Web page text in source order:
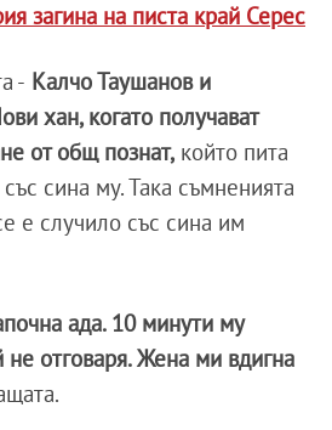
загина на писта край Серес
- Калчо Таушанов и
хан, когато получават
от общ познат, който пита
сина му. Така съмненията
е случило със сина им
ада. 10 минути му
не отговаря. Жена ми вдигна